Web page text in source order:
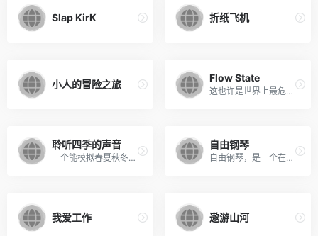
Slap KirK 折纸飞机
小人的冒险之旅
Flow State
这也许是世界上最危险的写作应用：在你设定的时间段内，如果你停止输入文字超过设定的间隔时间，之前写下的所有内容都会消失。
聆听四季的声音
一个能模拟春夏秋冬下雨、打雷等自然界白噪音的网站，听着雨声、看着“窗户”上的雨滴和四季变换，好像真的就经历了这个季节，非常治愈~
自由钢琴
自由钢琴，是一个在线的钢琴模拟器，
我爱工作 遨游山河